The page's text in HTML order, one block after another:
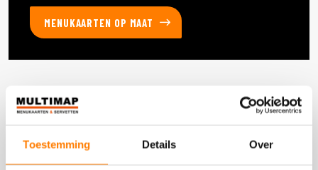
Toestemming Details Over
MENUKAARTEN OP MAAT
Deze producten heb je eerder bekeken